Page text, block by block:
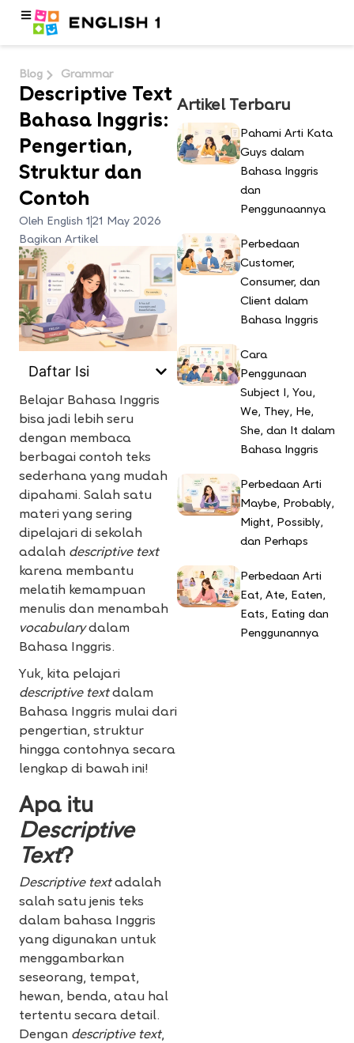
Blog Grammar
Descriptive Text
Bahasa Inggris:
Pengertian,
Struktur dan
Contoh
Oleh English 1 21 May 2026
Bagikan Artikel
Daftar Isi
Belajar Bahasa Inggris
bisa jadi lebih seru
dengan membaca
berbagai contoh teks
sederhana yang mudah
dipahami. Salah satu
materi yang sering
dipelajari di sekolah
adalah descriptive text
karena membantu
melatih kemampuan
menulis dan menambah
vocabularydalam
Bahasa Inggris.
Yuk, kita pelajari
descriptive textdalam
Bahasa Inggris mulai dari
pengertian, struktur
hingga contohnya secara
lengkap di bawah ini!
Apa itu
Descriptive
Text?
Descriptive textadalah
salah satu jenis teks
dalam bahasa Inggris
yang digunakan untuk
menggambarkan
seseorang, tempat,
hewan, benda, atau hal
tertentu secara detail.
Dengan descriptive text,
Artikel Terbaru
Pahami Arti Kata
Guys dalam
Bahasa Inggris
dan
Penggunaannya
Perbedaan
Customer,
Consumer, dan
Client dalam
Bahasa Inggris
Cara
Penggunaan
Subject I, You,
We, They, He,
She, dan It dalam
Bahasa Inggris
Perbedaan Arti
Maybe, Probably,
Might, Possibly,
dan Perhaps
Perbedaan Arti
Eat, Ate, Eaten,
Eats, Eating dan
Penggunannya